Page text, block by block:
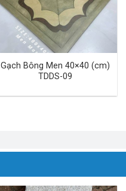
Gạch Bông Men 40×40 (cm)
TDDS-09